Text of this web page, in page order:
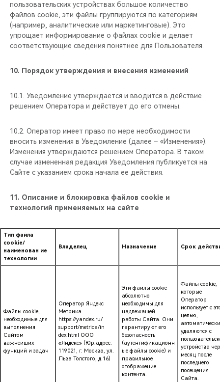
пользовательских устройствах большое количество
файлов cookie, эти файлы группируются по категориям
(например, аналитические или маркетинговые). Это
упрощает информирование о файлах cookie и делает
соответствующие сведения понятнее для Пользователя.
10. Порядок утверждения и внесения изменений
10.1. Уведомление утверждается и вводится в действие
решением Оператора и действует до его отмены.
10.2. Оператор имеет право по мере необходимости
вносить изменения в Уведомление (далее – «Изменения»).
Изменения утверждаются решением Оператора. В таком
случае измененная редакция Уведомления публикуется на
Сайте с указанием срока начала ее действия.
11. Описание и блокировка файлов cookie и
технологий применяемых на сайте
Тип файла
cookie/
наименован ие
технологии
Владелец Назначение Срок
Файлы cookie,
необходимые для
выполнения
Сайтом
важнейших
функций и задач
Оператор Яндекс
Метрика
https://yandex.ru/
support/metrica/in
dex.html ООО
«Яндекс» (Юр.адрес:
119021, г. Москва, ул.
Льва Толстого, д.16)
Эти файлы cookie
абсолютно
необходимы для
надлежащей
работы Сайта. Они
гарантируют его
безопасность
(аутентификационн
ые файлы cookie) и
правильное
отображение
контента.
Файлы cookie,
которые
Оператор
использует с
целью,
автоматически
удаляются с
устройства
месяц после
последнего
посещения
Сайта.